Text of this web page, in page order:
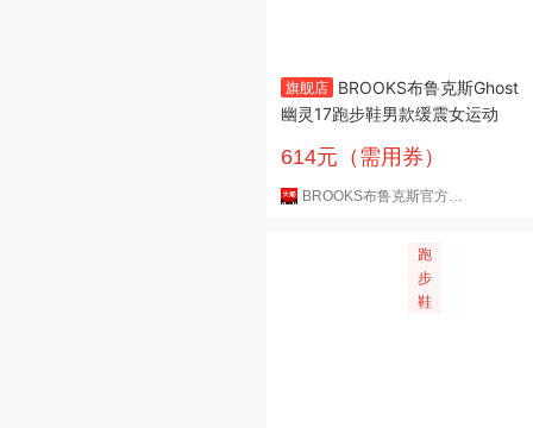
旗舰店
BROOKS布鲁克斯Ghost
幽灵17跑步鞋男款缓震女运动
614元（需用券）
BROOKS布鲁克斯官方旗舰店
跑
步
鞋